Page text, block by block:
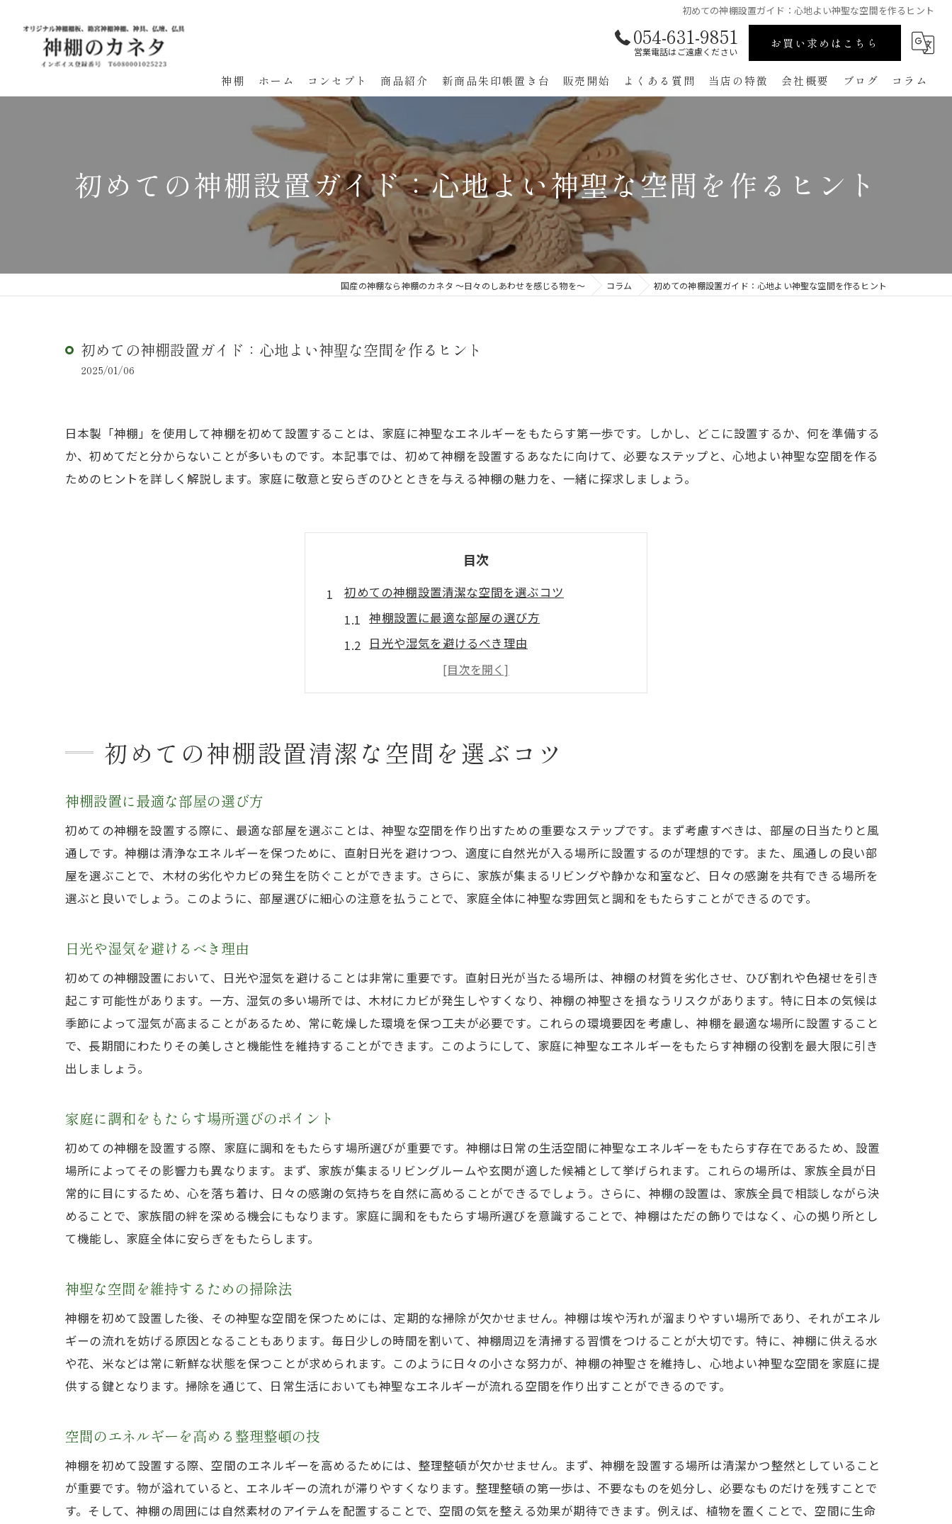
初めての神棚設置ガイド：心地よい神聖な空間を作るヒント
054-631-9851
営業電話はご遠慮ください
お買い求めはこちら
神棚 ホーム コンセプト
代表あいさつ
商品紹介 新商品朱印帳置き台 販売開始 よくある質問 当店の特徴
手作り
会社概要 ブログ コラム
初めての神棚設置ガイド：心地よい神聖な空間を作るヒント
国産の神棚なら神棚のカネタ ～日々のしあわせを感じる物を～ コラム 初めての神棚設置ガイド：心地よい神聖な空間を作るヒント
初めての神棚設置ガイド：心地よい神聖な空間を作るヒント
2025/01/06
日本製「神棚」を使用して神棚を初めて設置することは、家庭に神聖なエネルギーをもたらす第一歩です。しかし、どこに設置するか、何を準備する
か、初めてだと分からないことが多いものです。本記事では、初めて神棚を設置するあなたに向けて、必要なステップと、心地よい神聖な空間を作る
ためのヒントを詳しく解説します。家庭に敬意と安らぎのひとときを与える神棚の魅力を、一緒に探求しましょう。
目次
初めての神棚設置清潔な空間を選ぶコツ
神棚設置に最適な部屋の選び方
日光や湿気を避けるべき理由
家庭に調和をもたらす場所選びのポイント
神聖な空間を維持するための掃除法
神棚設置スペースの風水的考慮
神棚の材質選び初心者にもおすすめの選択
金属製や陶器製の神棚の特徴
伝統的な漆塗りの魅力とメンテナンス
初心者に優しいデザイン選びのポイント
長持ちする神棚を選ぶための材質チェック
必須の神具とその配置方法
神棚を彩る榊とその重要性
神饌の準備と意味を学ぶ
初心者向け神具の選び方ガイド
神棚を共同で設置する家庭行事の意義
家族で行う神前の儀式とその効果
子供と一緒に学ぶ神道の教え
感謝の気持ちを込めたお供え物の選び方
日常に取り入れたい神前の挨拶
感謝を表すための祝詞の読み方
感謝の心を育む家族との共有時間
初めての神棚で心の平安を見つけるステップ
心を落ち着ける神棚瞑想法
初めての神棚設置清潔な空間を選ぶコツ
神棚設置に最適な部屋の選び方
初めての神棚を設置する際に、最適な部屋を選ぶことは、神聖な空間を作り出すための重要なステップです。まず考慮すべきは、部屋の日当たりと風
通しです。神棚は清浄なエネルギーを保つために、直射日光を避けつつ、適度に自然光が入る場所に設置するのが理想的です。また、風通しの良い部
屋を選ぶことで、木材の劣化やカビの発生を防ぐことができます。さらに、家族が集まるリビングや静かな和室など、日々の感謝を共有できる場所を
選ぶと良いでしょう。このように、部屋選びに細心の注意を払うことで、家庭全体に神聖な雰囲気と調和をもたらすことができるのです。
日光や湿気を避けるべき理由
初めての神棚設置において、日光や湿気を避けることは非常に重要です。直射日光が当たる場所は、神棚の材質を劣化させ、ひび割れや色褪せを引き
起こす可能性があります。一方、湿気の多い場所では、木材にカビが発生しやすくなり、神棚の神聖さを損なうリスクがあります。特に日本の気候は
季節によって湿気が高まることがあるため、常に乾燥した環境を保つ工夫が必要です。これらの環境要因を考慮し、神棚を最適な場所に設置すること
で、長期間にわたりその美しさと機能性を維持することができます。このようにして、家庭に神聖なエネルギーをもたらす神棚の役割を最大限に引き
出しましょう。
家庭に調和をもたらす場所選びのポイント
初めての神棚を設置する際、家庭に調和をもたらす場所選びが重要です。神棚は日常の生活空間に神聖なエネルギーをもたらす存在であるため、設置
場所によってその影響力も異なります。まず、家族が集まるリビングルームや玄関が適した候補として挙げられます。これらの場所は、家族全員が日
常的に目にするため、心を落ち着け、日々の感謝の気持ちを自然に高めることができるでしょう。さらに、神棚の設置は、家族全員で相談しながら決
めることで、家族間の絆を深める機会にもなります。家庭に調和をもたらす場所選びを意識することで、神棚はただの飾りではなく、心の拠り所とし
て機能し、家庭全体に安らぎをもたらします。
神聖な空間を維持するための掃除法
神棚を初めて設置した後、その神聖な空間を保つためには、定期的な掃除が欠かせません。神棚は埃や汚れが溜まりやすい場所であり、それがエネル
ギーの流れを妨げる原因となることもあります。毎日少しの時間を割いて、神棚周辺を清掃する習慣をつけることが大切です。特に、神棚に供える水
や花、米などは常に新鮮な状態を保つことが求められます。このように日々の小さな努力が、神棚の神聖さを維持し、心地よい神聖な空間を家庭に提
供する鍵となります。掃除を通じて、日常生活においても神聖なエネルギーが流れる空間を作り出すことができるのです。
空間のエネルギーを高める整理整頓の技
神棚を初めて設置する際、空間のエネルギーを高めるためには、整理整頓が欠かせません。まず、神棚を設置する場所は清潔かつ整然としていること
が重要です。物が溢れていると、エネルギーの流れが滞りやすくなります。整理整頓の第一歩は、不要なものを処分し、必要なものだけを残すことで
す。そして、神棚の周囲には自然素材のアイテムを配置することで、空間の気を整える効果が期待できます。例えば、植物を置くことで、空間に生命